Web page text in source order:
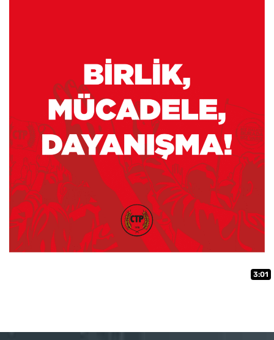
3:01